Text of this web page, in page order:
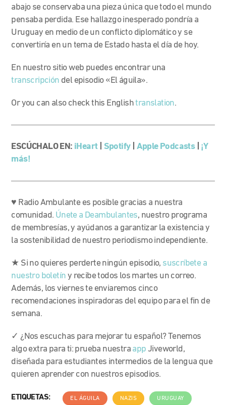
abajo se conservaba una pieza única que todo el mundo
pensaba perdida. Ese hallazgo inesperado pondría a
Uruguay en medio de un conflicto diplomático y se
convertiría en un tema de Estado hasta el día de hoy.
En nuestro sitio web puedes encontrar una
transcripción del episodio «El águila».
Or you can also check this Englishtranslation.
ESCÚCHALO EN: iHeart| Spotify| Apple Podcasts| ¡Y
más!
♥ Radio Ambulante es posible gracias a nuestra
comunidad. Únete a Deambulantes, nuestro programa
de membresías, y ayúdanos a garantizar la existencia y
la sostenibilidad de nuestro periodismo independiente.
★ Si no quieres perderte ningún episodio, suscríbete a
nuestro boletín y recibe todos los martes un correo.
Además, los viernes te enviaremos cinco
recomendaciones inspiradoras del equipo para el fin de
semana.
✓ ¿Nos escuchas para mejorar tu español? Tenemos
algo extra para ti: prueba nuestra app Jiveworld,
diseñada para estudiantes intermedios de la lengua que
quieren aprender con nuestros episodios.
ETIQUETAS: EL ÁGUILA NAZIS URUGUAY